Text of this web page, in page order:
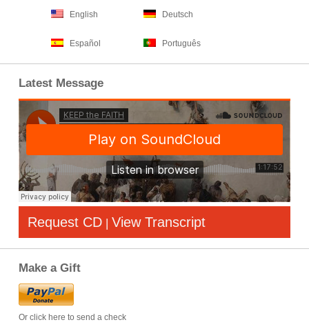
English Deutsch
Español Português
Latest Message
Request CD | View Transcript
Make a Gift
Or click here to send a check